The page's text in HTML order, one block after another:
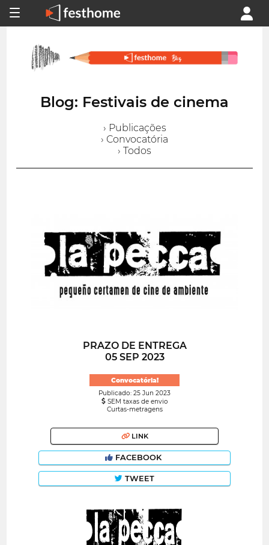
Blog: Festivais de cinema
› Publicações
› Convocatória
› Todos
PRAZO DE ENTREGA
05 SEP 2023
Convocatória!
Publicado: 25 Jun 2023
SEM taxas de envio
Curtas-metragens
LINK
FACEBOOK
TWEET